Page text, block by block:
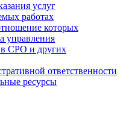
услуг
работах
которых
управления
в СРО и других
ответственности
ресурсы